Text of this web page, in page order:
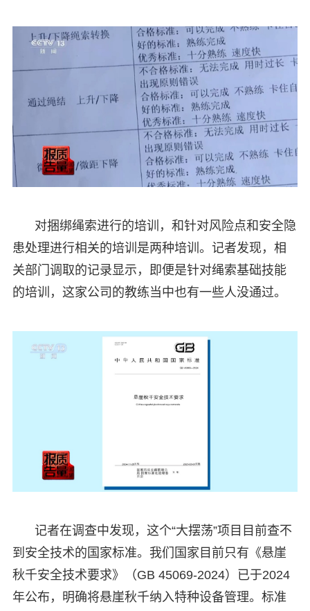
对捆绑绳索进行的培训，和针对风险点和安全隐
患处理进行相关的培训是两种培训。记者发现，相
关部门调取的记录显示，即便是针对绳索基础技能
的培训，这家公司的教练当中也有一些人没通过。
记者在调查中发现，这个“大摆荡”项目目前查不
到安全技术的国家标准。我们国家目前只有《悬崖
秋千安全技术要求》（GB 45069-2024）已于2024
年公布，明确将悬崖秋千纳入特种设备管理。标准